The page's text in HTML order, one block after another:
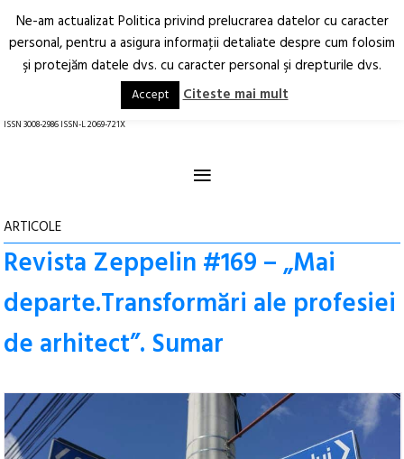
Arhitectură.
Oraș.
RO EN
ISSN 3008-2986 ISSN-L 2069-721X
≡
ARTICOLE
Revista Zeppelin #169 – „Mai
departe.Transformări ale profesiei
de arhitect”. Sumar
Ne-am actualizat Politica privind prelucrarea datelor cu caracter
personal, pentru a asigura informaţii detaliate despre cum folosim
şi protejăm datele dvs. cu caracter personal şi drepturile dvs.
Accept Citeste mai mult